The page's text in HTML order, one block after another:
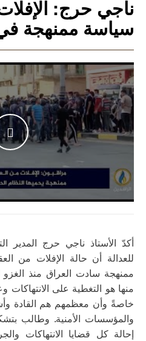
ناجي حرج:
سياسة ممنهجة
أكدّ الأستاذ ناجي حرج المدير
للعدالة أن حالة الإفلات من
منها هو التغطية على
خاصةً وأن معظمهم هم القادة
والمؤسسات الأمنية. وطالب
إحالة كل قضايا الانتهاكات